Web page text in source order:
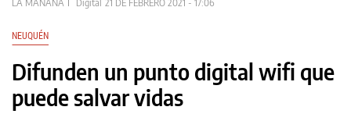
LA MAÑANA Digital 21 DE FEBRERO 2021 - 17:06
NEUQUÉN
Difunden un punto digital wifi que
puede salvar vidas